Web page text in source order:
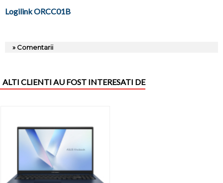
Logilink ORCC01B
» Comentarii
ALTI CLIENTI AU FOST INTERESATI DE